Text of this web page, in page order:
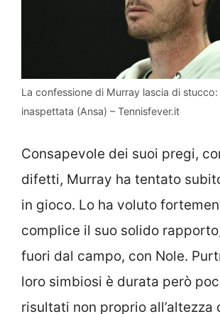
La confessione di Murray lascia di
inaspettata (Ansa) – Tennisfever.it
Consapevole dei suoi pregi,
difetti, Murray ha tentato
in gioco. Lo ha voluto
complice il suo solido
fuori dal campo, con Nole.
loro simbiosi è durata però
risultati non proprio all’altezza